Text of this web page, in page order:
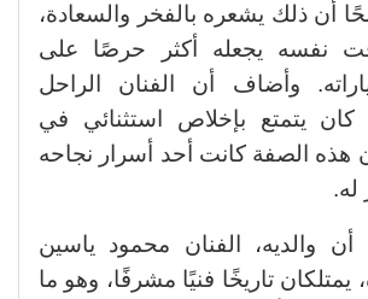
أن ذلك يشعره بالفخر والسعادة،
نفسه يجعله أكثر حرصًا على
وأضاف أن الفنان الراحل
يتمتع بإخلاص استثنائي في
هذه الصفة كانت أحد أسرار نجاحه
له.
والديه، الفنان محمود ياسين
يمتلكان تاريخًا فنيًا مشرفًا، وهو ما